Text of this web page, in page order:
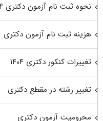
نحوه ثبت نام آزمون دکتری ۱۴۰۴
هزینه ثبت نام آزمون دکتری
تغییرات کنکور دکتری ۱۴۰۴
تغییر رشته در مقطع دکتری
محرومیت آزمون دکتری